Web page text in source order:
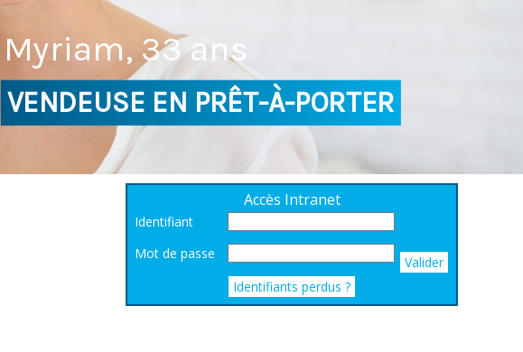
Myriam, 33 ans
VENDEUSE EN PRÊT-À-PORTER
Accès Intranet
Identifiant
Mot de passe
Valider
Identifiants perdus ?